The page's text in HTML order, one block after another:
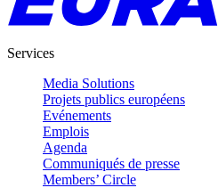
Services
Media Solutions
Projets publics européens
Evénements
Emplois
Agenda
Communiqués de presse
Members’ Circle